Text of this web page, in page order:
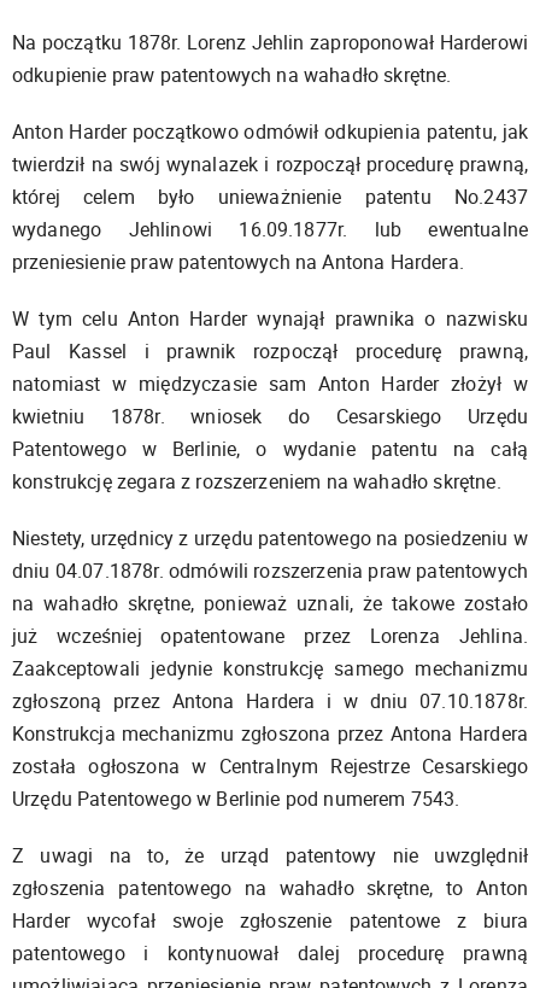
Na początku 1878r. Lorenz Jehlin zaproponował Harderowi
odkupienie praw patentowych na wahadło skrętne.
Anton Harder początkowo odmówił odkupienia patentu, jak
twierdził na swój wynalazek i rozpoczął procedurę prawną,
której celem było unieważnienie patentu No.2437
wydanego Jehlinowi 16.09.1877r. lub ewentualne
przeniesienie praw patentowych na Antona Hardera.
W tym celu Anton Harder wynajął prawnika o nazwisku
Paul Kassel i prawnik rozpoczął procedurę prawną,
natomiast w międzyczasie sam Anton Harder złożył w
kwietniu 1878r. wniosek do Cesarskiego Urzędu
Patentowego w Berlinie, o wydanie patentu na całą
konstrukcję zegara z rozszerzeniem na wahadło skrętne.
Niestety, urzędnicy z urzędu patentowego na posiedzeniu w
dniu 04.07.1878r. odmówili rozszerzenia praw patentowych
na wahadło skrętne, ponieważ uznali, że takowe zostało
już wcześniej opatentowane przez Lorenza Jehlina.
Zaakceptowali jedynie konstrukcję samego mechanizmu
zgłoszoną przez Antona Hardera i w dniu 07.10.1878r.
Konstrukcja mechanizmu zgłoszona przez Antona Hardera
została ogłoszona w Centralnym Rejestrze Cesarskiego
Urzędu Patentowego w Berlinie pod numerem 7543.
Z uwagi na to, że urząd patentowy nie uwzględnił
zgłoszenia patentowego na wahadło skrętne, to Anton
Harder wycofał swoje zgłoszenie patentowe z biura
patentowego i kontynuował dalej procedurę prawną